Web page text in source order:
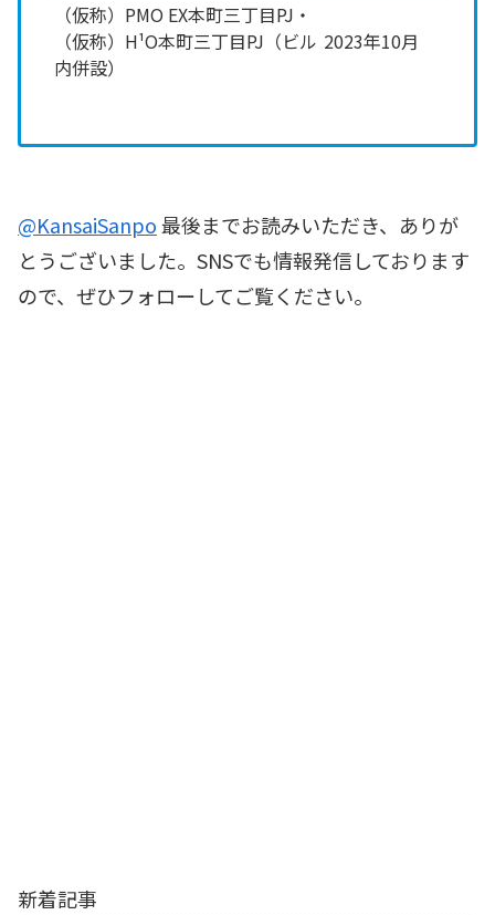
（仮称）PMO EX本町三丁目PJ・
（仮称）H¹O本町三丁目PJ（ビル
内併設）
2023年10月
@KansaiSanpo最後までお読みいただき、ありが
とうございました。SNSでも情報発信しております
ので、ぜひフォローしてご覧ください。
新着記事